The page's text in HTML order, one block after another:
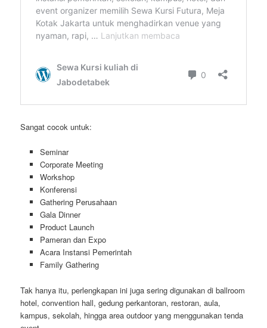
Sangat cocok untuk:
Seminar
Corporate Meeting
Workshop
Konferensi
Gathering Perusahaan
Gala Dinner
Product Launch
Pameran dan Expo
Acara Instansi Pemerintah
Family Gathering
Tak hanya itu, perlengkapan ini juga sering digunakan di ballroom
hotel, convention hall, gedung perkantoran, restoran, aula,
kampus, sekolah, hingga area outdoor yang menggunakan tenda